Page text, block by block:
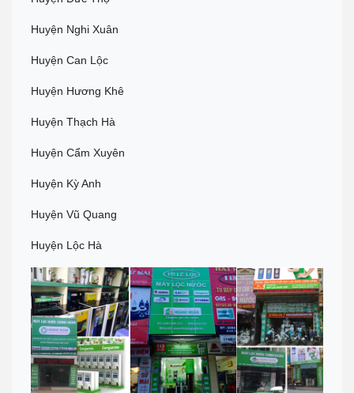
Huyện Nghi Xuân
Huyện Can Lộc
Huyện Hương Khê
Huyện Thạch Hà
Huyện Cẩm Xuyên
Huyện Kỳ Anh
Huyện Vũ Quang
Huyện Lộc Hà